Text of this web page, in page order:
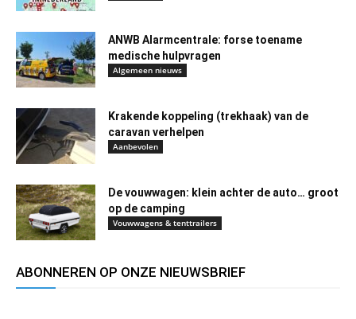
ANWB Alarmcentrale: forse toename
medische hulpvragen
Algemeen nieuws
Krakende koppeling (trekhaak) van de
caravan verhelpen
Aanbevolen
De vouwwagen: klein achter de auto… groot
op de camping
Vouwwagens & tenttrailers
ABONNEREN OP ONZE NIEUWSBRIEF